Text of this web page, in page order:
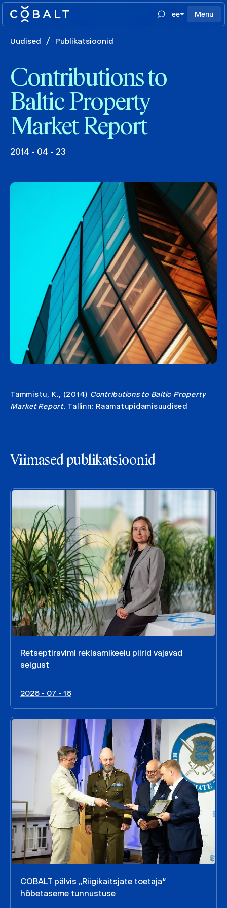
ee Menu
Uudised / Publikatsioonid
Contributions to
Baltic Property
Market Report
2014 - 04 - 23
Tammistu, K., (2014) Contributions to Baltic Property
Market Report. Tallinn: Raamatupidamisuudised
Viimased publikatsioonid
Retseptiravimi reklaamikeelu piirid vajavad
selgust
2026 - 07 - 16
COBALT pälvis „Riigikaitsjate toetaja“
hõbetaseme tunnustuse